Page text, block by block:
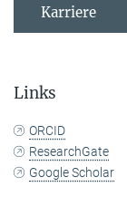
Karriere
Links
ORCID
ResearchGate
Google Scholar